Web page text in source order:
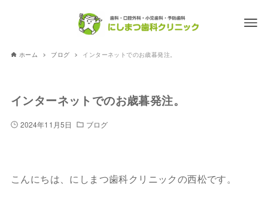
ホーム ブログ インターネットでのお歳暮発注。
インターネットでのお歳暮発注。
2024年11月5日 ブログ
こんにちは、にしまつ歯科クリニックの西松です。